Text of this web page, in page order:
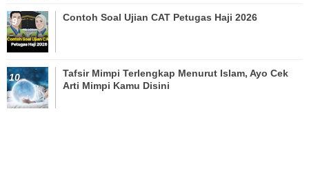
Contoh Soal Ujian CAT Petugas Haji 2026
Tafsir Mimpi Terlengkap Menurut Islam, Ayo Cek
Arti Mimpi Kamu Disini